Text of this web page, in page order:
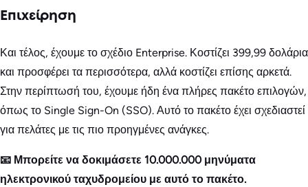
Επιχείρηση
Και τέλος, έχουμε το σχέδιο Enterprise. Κοστίζει 399,99 δολάρια
και προσφέρει τα περισσότερα, αλλά κοστίζει επίσης αρκετά.
Στην περίπτωσή του, έχουμε ήδη ένα πλήρες πακέτο επιλογών,
όπως το Single Sign-On (SSO). Αυτό το πακέτο έχει σχεδιαστεί
για πελάτες με τις πιο προηγμένες ανάγκες.
📧 Μπορείτε να δοκιμάσετε 10.000.000 μηνύματα
ηλεκτρονικού ταχυδρομείου με αυτό το πακέτο.